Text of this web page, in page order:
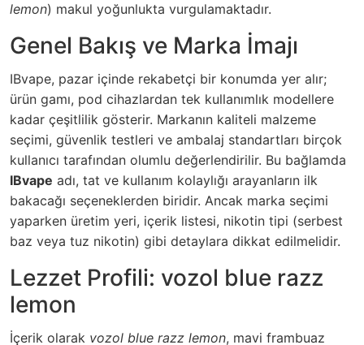
lemon) makul yoğunlukta vurgulamaktadır.
Genel Bakış ve Marka İmajı
IBvape, pazar içinde rekabetçi bir konumda yer alır;
ürün gamı, pod cihazlardan tek kullanımlık modellere
kadar çeşitlilik gösterir. Markanın kaliteli malzeme
seçimi, güvenlik testleri ve ambalaj standartları birçok
kullanıcı tarafından olumlu değerlendirilir. Bu bağlamda
IBvape adı, tat ve kullanım kolaylığı arayanların ilk
bakacağı seçeneklerden biridir. Ancak marka seçimi
yaparken üretim yeri, içerik listesi, nikotin tipi (serbest
baz veya tuz nikotin) gibi detaylara dikkat edilmelidir.
Lezzet Profili: vozol blue razz
lemon
İçerik olarak vozol blue razz lemon, mavi frambuaz